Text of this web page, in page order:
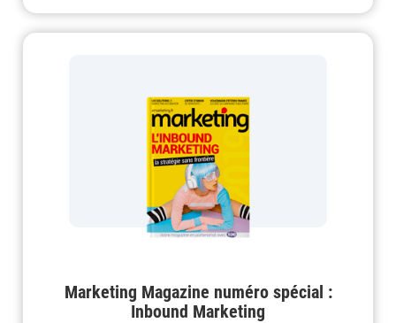
Marketing Magazine numéro spécial :
Inbound Marketing